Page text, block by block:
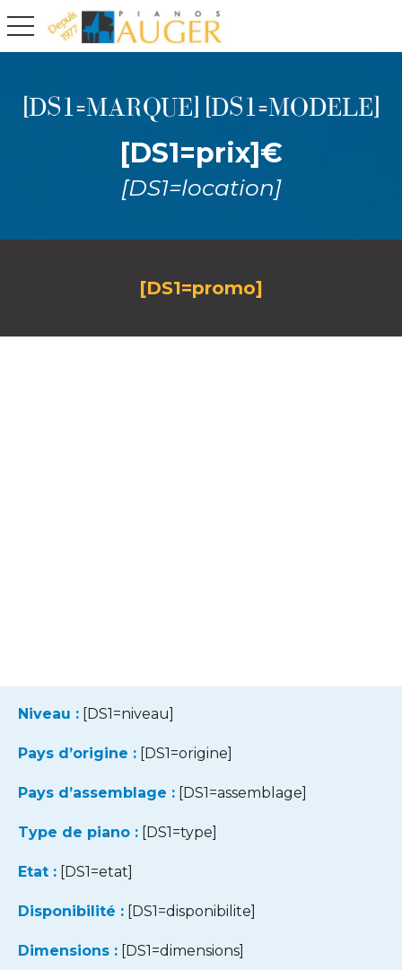
toggle navigation
[DS1=MARQUE] [DS1=MODELE]
[DS1=prix]€
[DS1=location]
[DS1=promo]
Niveau : [DS1=niveau]
Pays d’origine : [DS1=origine]
Pays d’assemblage : [DS1=assemblage]
Type de piano : [DS1=type]
Etat : [DS1=etat]
Disponibilité : [DS1=disponibilite]
Dimensions : [DS1=dimensions]